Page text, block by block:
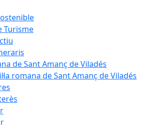
Turisme
de Sant Amanç de Viladés
romana de Sant Amanç de Viladés